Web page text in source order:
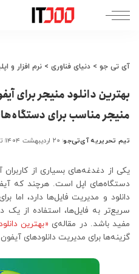
آی تی جو > دنیای فناوری > نرم افزار و
بهترین دانلود منیجر برای
منیجر مناسب برای
ارسال
توسط
تیم تحریریه آی‌تی‌جو ۲۰ اردیبهشت ۱۴۰۴
یکی از دغدغه‌های بسیاری از کاربران
دستگاه‌های اپل است. هرچند که
دانلود و مدیریت فایل‌ها دارد،
سریع‌تر به فایل‌ها، استفاده از یک
مفید باشد. در مقاله‌ی «بهترین
گزینه‌ها برای مدیریت دانلودهای